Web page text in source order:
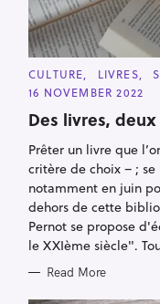
C
A
T
G
R
I
E
CULTURE LIVRES
16 NOVEMBER 2022
Des livres,
Prêter un livre que
critère de choix – ; se
notamment en juin
dehors de cette
Pernot se propose
le XXIème siècle".
Read More